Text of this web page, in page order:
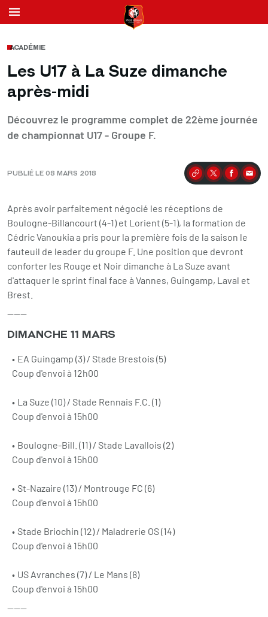
ACADÉMIE
Les U17 à La Suze dimanche
après-midi
Découvrez le programme complet de 22ème journée
de championnat U17 - Groupe F.
PUBLIÉ LE 08 MARS 2018 Partager
Après avoir parfaitement négocié les réceptions de
Boulogne-Billancourt (4-1) et Lorient (5-1), la formation de
Cédric Vanoukia a pris pour la première fois de la saison le
fauteuil de leader du groupe F. Une position que devront
conforter les Rouge et Noir dimanche à La Suze avant
d'attaquer le sprint final face à Vannes, Guingamp, Laval et
Brest.
------
DIMANCHE 11 MARS
EA Guingamp (3) / Stade Brestois (5)
Coup d'envoi à 12h00
La Suze (10) / Stade Rennais F.C. (1)
Coup d'envoi à 15h00
Boulogne-Bill. (11) / Stade Lavallois (2)
Coup d'envoi à 15h00
St-Nazaire (13) / Montrouge FC (6)
Coup d'envoi à 15h00
Stade Briochin (12) / Maladrerie OS (14)
Coup d'envoi à 15h00
US Avranches (7) / Le Mans (8)
Coup d'envoi à 15h00
------